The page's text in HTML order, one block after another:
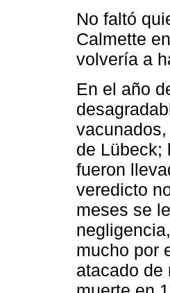
No faltó
Calmette
volvería a
En el año
de Lübeck;
fueron
veredicto
meses se
mucho por
atacado de